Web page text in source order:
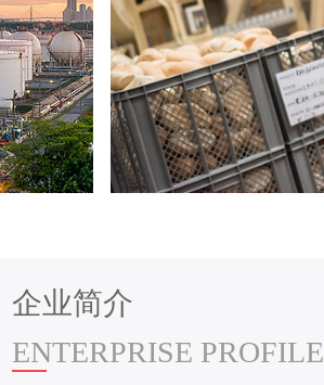
企业简介
ENTERPRISE PROFILE